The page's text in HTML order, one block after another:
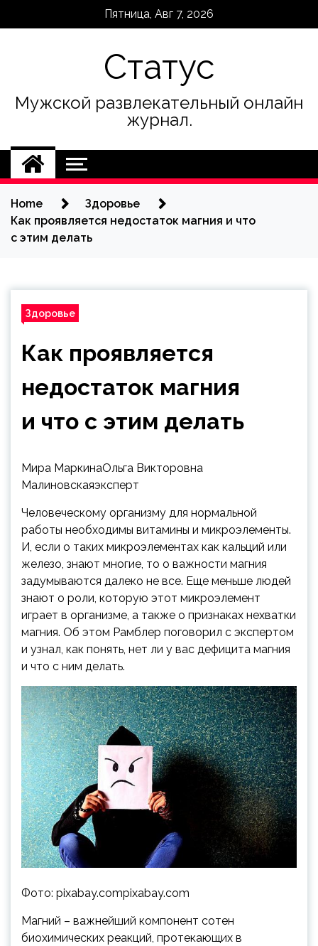
Пятница, Авг 7, 2026
Статус
Мужской развлекательный онлайн
журнал.
Home
Здоровье
Как проявляется недостаток магния и что
с этим делать
Здоровье
Как проявляется
недостаток магния
и что с этим делать
Мира МаркинаОльга Викторовна
Малиновскаяэксперт
Человеческому организму для нормальной
работы необходимы витамины и микроэлементы.
И, если о таких микроэлементах как кальций или
железо, знают многие, то о важности магния
задумываются далеко не все. Еще меньше людей
знают о роли, которую этот микроэлемент
играет в организме, а также о признаках нехватки
магния. Об этом Рамблер поговорил с экспертом
и узнал, как понять, нет ли у вас дефицита магния
и что с ним делать.
Фото: pixabay.compixabay.com
Магний – важнейший компонент сотен
биохимических реакций, протекающих в